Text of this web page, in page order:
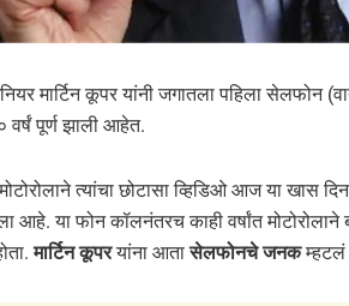
मार्टिन कूपर यांनी जगातला पहिला सेलफोन
वर्षं पूर्ण झाली आहेत.
त्यांचा छोटासा व्हिडिओ आज या खास
आहे. या फोन कॉलनंतरच काही वर्षांत मोटोरोलाने
मार्टिन कूपरयांना आतासेलफोनचे जनकम्हटलं